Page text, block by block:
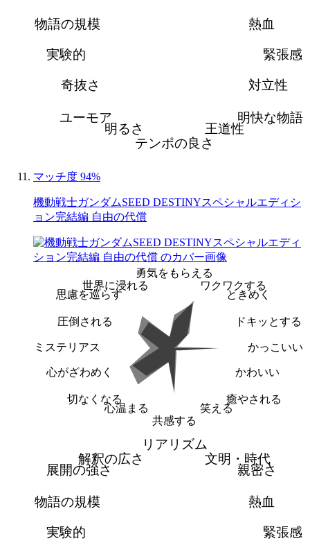
熱血
緊張感
対立性
明快な物語
王道性
テンポの良さ
明るさ
ユーモア
奇抜さ
実験的
物語の規模
マッチ度 94%
機動戦士ガンダムSEED DESTINYスペシャルエディシ
ョン完結編 自由の代償
勇気をもらえる
ワクワクする
ときめく
ドキッとする
かっこいい
かわいい
癒やされる
笑える
共感する
心温まる
切なくなる
心がざわめく
ミステリアス
圧倒される
思慮を巡らす
世界に浸れる
リアリズム
文明・時代
親密さ
熱血
緊張感
実験的
物語の規模
展開の強さ
解釈の広さ